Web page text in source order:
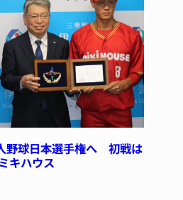
野球日本選手権へ 初戦は
キハウス